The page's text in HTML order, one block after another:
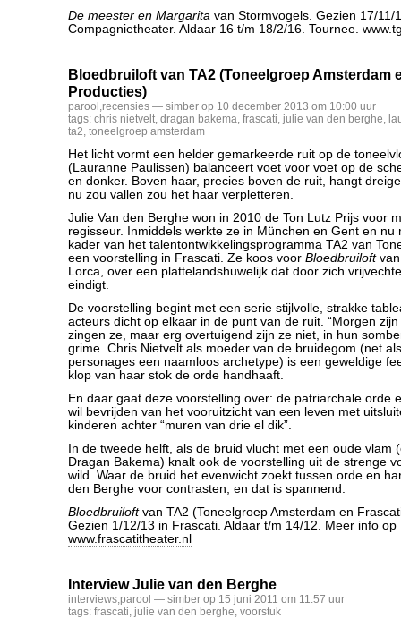
De meester en Margarita van Stormvogels. Gezien 17/11/
Compagnietheater. Aldaar 16 t/m 18/2/16. Tournee.
Bloedbruiloft van TA2 (Toneelgroep Amsterdam
Producties)
parool ,recensies — simber op 10 december 2013 om 10:00 uur
tags: chris nietvelt, dragan bakema, frascati, julie van den berghe,
ta2, toneelgroep amsterdam
Het licht vormt een helder gemarkeerde ruit op de
(Lauranne Paulissen) balanceert voet voor voet op de
en donker. Boven haar, precies boven de ruit, hangt
nu zou vallen zou het haar verpletteren.
Julie Van den Berghe won in 2010 de Ton Lutz Prijs voor
regisseur. Inmiddels werkte ze in München en Gent en nu
kader van het talentontwikkelingsprogramma TA2 van
een voorstelling in Frascati. Ze koos voor Bloedbruiloftvan
Lorca, over een plattelandshuwelijk dat door zich
eindigt.
De voorstelling begint met een serie stijlvolle, strakke
acteurs dicht op elkaar in de punt van de ruit. “Morgen zijn
zingen ze, maar erg overtuigend zijn ze niet, in hun
grime. Chris Nietvelt als moeder van de bruidegom (net
personages een naamloos archetype) is een geweldige
klop van haar stok de orde handhaaft.
En daar gaat deze voorstelling over: de patriarchale orde
wil bevrijden van het vooruitzicht van een leven met
kinderen achter “muren van drie el dik”.
In de tweede helft, als de bruid vlucht met een oude vlam
Dragan Bakema) knalt ook de voorstelling uit de strenge
wild. Waar de bruid het evenwicht zoekt tussen orde en
den Berghe voor contrasten, en dat is spannend.
Bloedbruiloftvan TA2 (Toneelgroep Amsterdam en
Gezien 1/12/13 in Frascati. Aldaar t/m 14/12. Meer info op
www.frascatitheater.nl
Interview Julie van den Berghe
interviews,parool — simber op 15 juni 2011 om 11:57 uur
tags: frascati, julie van den berghe, voorstuk